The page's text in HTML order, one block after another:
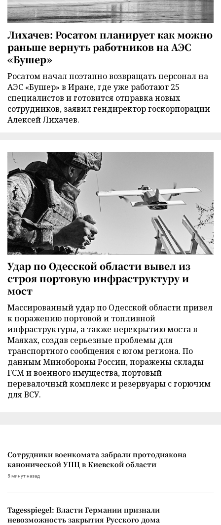
Лихачев: Росатом планирует как можно
раньше вернуть работников на АЭС
«Бушер»
Росатом начал поэтапно возвращать персонал на
АЭС «Бушер» в Иране, где уже работают 25
специалистов и готовится отправка новых
сотрудников, заявил гендиректор госкорпорации
Алексей Лихачев.
Удар по Одесской области вывел из
строя портовую инфраструктуру и
мост
Массированный удар по Одесской области привел
к поражению портовой и топливной
инфраструктуры, а также перекрытию моста в
Маяках, создав серьезные проблемы для
транспортного сообщения с югом региона. По
данным Минобороны России, поражены склады
ГСМ и военного имущества, портовый
перевалочный комплекс и резервуары с горючим
для ВСУ.
Сотрудники военкомата забрали протодиакона
канонической УПЦ в Киевской области
5 минут назад
Tagesspiegel: Власти Германии признали
невозможность закрытия Русского дома